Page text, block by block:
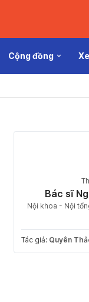
Cộng đồng
Bác sĩ
Nội khoa - Nội
Tác giả: Quyên